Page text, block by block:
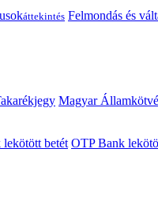
áttekintés Felmondás és
Magyar
betét OTP Bank